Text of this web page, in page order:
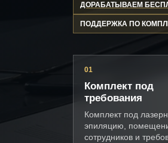
ДОРАБАТЫВАЕМ
ПОДДЕРЖКА ПО
01
Комплект под
требования
Комплект под
эпиляцию,
сотрудников и